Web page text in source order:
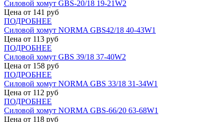
Силовой хомут GBS-20/18 19-21W2
Цена от 141 руб
ПОДРОБНЕЕ
Силовой хомут NORMA GBS42/18 40-43W1
Цена от 113 руб
ПОДРОБНЕЕ
Силовой хомут GBS 39/18 37-40W2
Цена от 158 руб
ПОДРОБНЕЕ
Силовой хомут NORMA GBS 33/18 31-34W1
Цена от 112 руб
ПОДРОБНЕЕ
Силовой хомут NORMA GBS-66/20 63-68W1
Цена от 118 руб